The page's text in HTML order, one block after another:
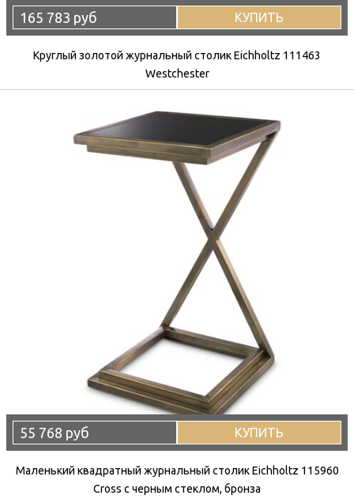
165 783 руб КУПИТЬ
Круглый золотой журнальный столик Eichholtz 111463
Westchester
55 768 руб КУПИТЬ
Маленький квадратный журнальный столик Eichholtz 115960
Cross с черным стеклом, бронза